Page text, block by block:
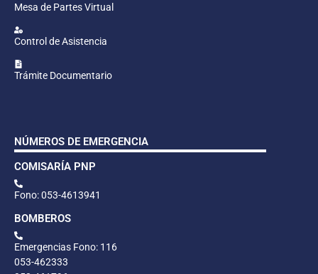
Mesa de Partes Virtual
Control de Asistencia
Trámite Documentario
NÚMEROS DE EMERGENCIA
COMISARÍA PNP
Fono: 053-4613941
BOMBEROS
Emergencias Fono: 116
053-462333